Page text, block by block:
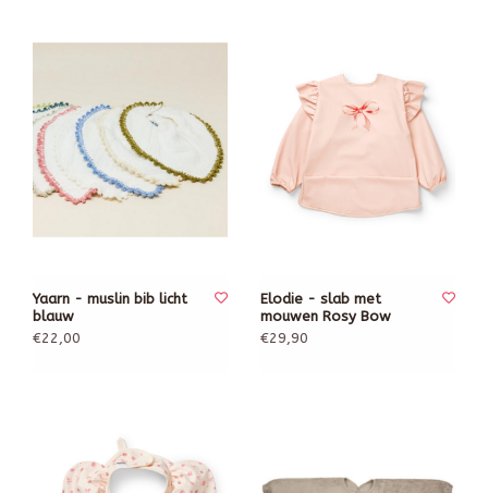
Yaarn - muslin bib licht
blauw
€22,00
Elodie - slab met
mouwen Rosy Bow
€29,90